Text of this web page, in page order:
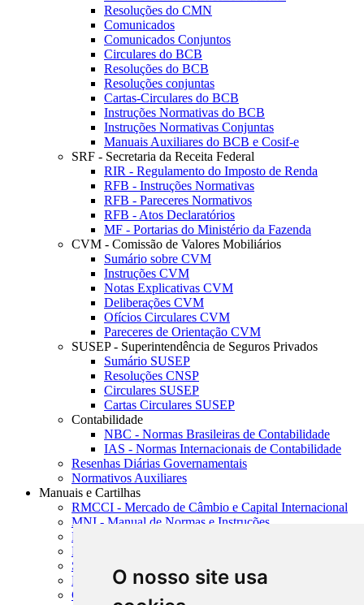
O nosso site usa
Resoluções do CMN
Comunicados
Comunicados Conjuntos
Circulares do BCB
Resoluções do BCB
Resoluções conjuntas
Cartas-Circulares do BCB
Instruções Normativas do BCB
Instruções Normativas Conjuntas
Manuais Auxiliares do BCB e Cosif-e
SRF - Secretaria da Receita Federal
RIR - Regulamento do Imposto de Renda
RFB - Instruções Normativas
RFB - Pareceres Normativos
RFB - Atos Declaratórios
MF - Portarias do Ministério da Fazenda
CVM - Comissão de Valores Mobiliários
Sumário sobre CVM
Instruções CVM
Notas Explicativas CVM
Deliberações CVM
Ofícios Circulares CVM
Pareceres de Orientação CVM
SUSEP - Superintendência de Seguros Privados
Sumário SUSEP
Resoluções CNSP
Circulares SUSEP
Cartas Circulares SUSEP
Contabilidade
NBC - Normas Brasileiras de Contabilidade
IAS - Normas Internacionais de Contabilidade
Resenhas Diárias Governamentais
Normativos Auxiliares
Manuais e Cartilhas
RMCCI - Mercado de Câmbio e Capital Internacional
MNI - Manual de Normas e Instruções
MTVM - Manual de Títulos e Valores Mobiliários
MCR - Manual de Crédito Rural
SISORF - Manual de Organização do SFN
MASUP - Manual de Supervisão Bancária
CADOC - Catálogo de Documentos